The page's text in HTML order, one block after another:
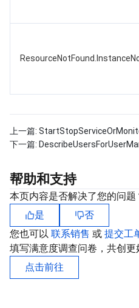
上一篇:
下一篇:
帮助和支持
本页内容是否解决了您的问题
是
否
您也可以 联系销售 或 提交工
填写满意度调查问卷，共创更
点击前往